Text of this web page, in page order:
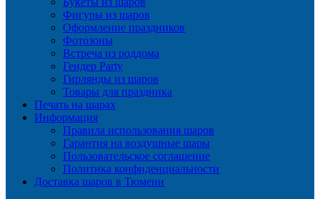
Фигуры из шаров
Оформление праздников
Фотозоны
Встреча из роддома
Гендер Party
Гирлянды из шаров
Товары для праздника
Печать на шарах
Информация
Правила использования шаров
Гарантия на воздушные шары
Пользовательское соглашение
Политика конфиденциальности
Доставка шаров в Тюмени